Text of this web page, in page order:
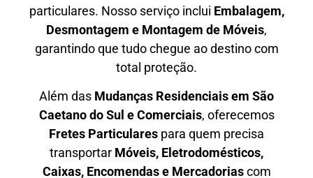
particulares. Nosso serviço inclui Embalagem,
Desmontagem e Montagem de Móveis,
garantindo que tudo chegue ao destino com
total proteção.
Além das Mudanças Residenciais em São
Caetano do Sul e Comerciais, oferecemos
Fretes Particulares para quem precisa
transportar Móveis, Eletrodomésticos,
Caixas, Encomendas e Mercadoriascom